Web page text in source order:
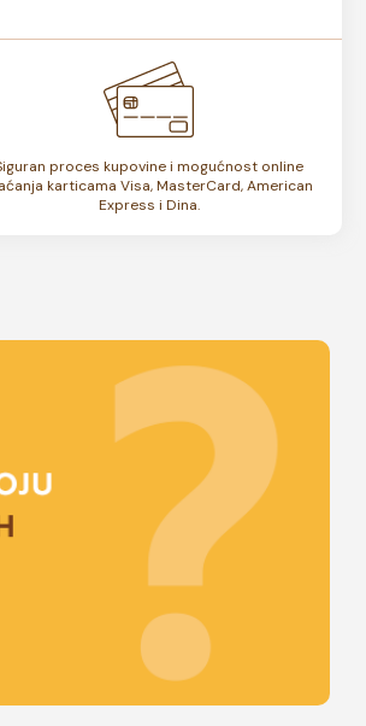
proces kupovine i mogućnost online
karticama Visa, MasterCard, American
Express i Dina.